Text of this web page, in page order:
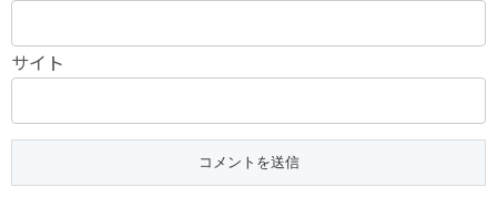
サイト